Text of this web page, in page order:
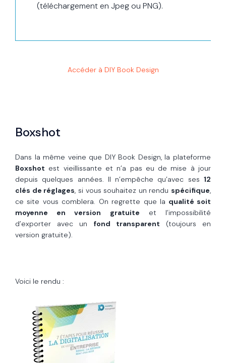
(téléchargement en Jpeg ou PNG).
Accéder à DIY Book Design
Boxshot
Dans la même veine que DIY Book Design, la plateforme
Boxshot est vieillissante et n’a pas eu de mise à jour
depuis quelques années. Il n’empêche qu’avec ses 12
clés de réglages, si vous souhaitez un rendu spécifique,
ce site vous comblera. On regrette que la qualité soit
moyenne en version gratuite et l’impossibilité
d’exporter avec un fond transparent (toujours en
version gratuite).
Voici le rendu :